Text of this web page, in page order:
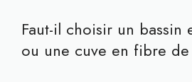
Faut-il choisir un bassin
ou une cuve en fibre